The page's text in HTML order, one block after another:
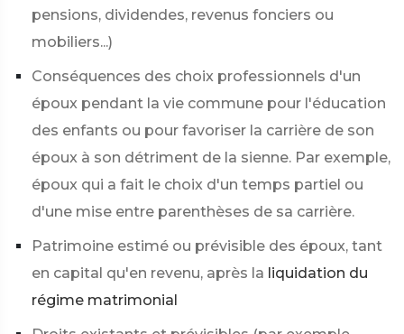
pensions, dividendes, revenus fonciers ou
mobiliers...)
Conséquences des choix professionnels d'un
époux pendant la vie commune pour l'éducation
des enfants ou pour favoriser la carrière de son
époux à son détriment de la sienne. Par exemple,
époux qui a fait le choix d'un temps partiel ou
d'une mise entre parenthèses de sa carrière.
Patrimoine estimé ou prévisible des époux, tant
en capital qu'en revenu, après la liquidation du
régime matrimonial